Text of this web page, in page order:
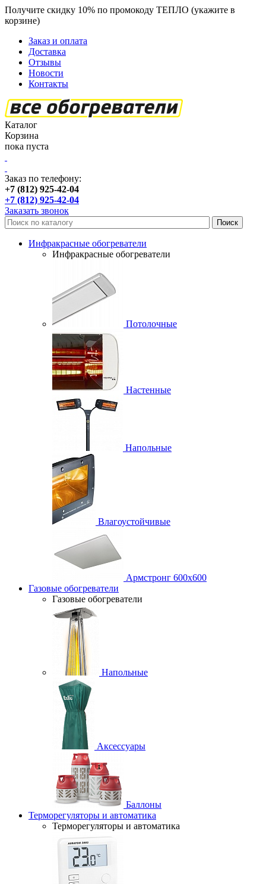
Получите скидку 10% по промокоду ТЕПЛО (укажите в
корзине)
Заказ и оплата
Доставка
Отзывы
Новости
Контакты
Каталог
Корзина
пока пуста
Заказ по телефону:
+7 (812) 925-42-04
+7 (812) 925-42-04
Заказать звонок
Инфракрасные обогреватели
Инфракрасные обогреватели
Потолочные
Настенные
Напольные
Влагоустойчивые
Армстронг 600х600
Газовые обогреватели
Газовые обогреватели
Напольные
Аксессуары
Баллоны
Терморегуляторы и автоматика
Терморегуляторы и автоматика